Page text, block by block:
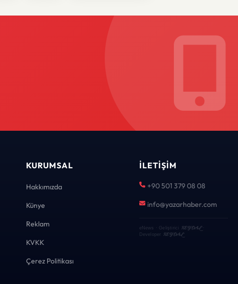
KURUMSAL
Hakkımızda
Künye
Reklam
KVKK
Çerez Politikası
İLETIŞIM
+90 501 379 08 08
info@yazarhaber.com
eNews · Geliştirici KEYDAL·
Developer
KEYDAL